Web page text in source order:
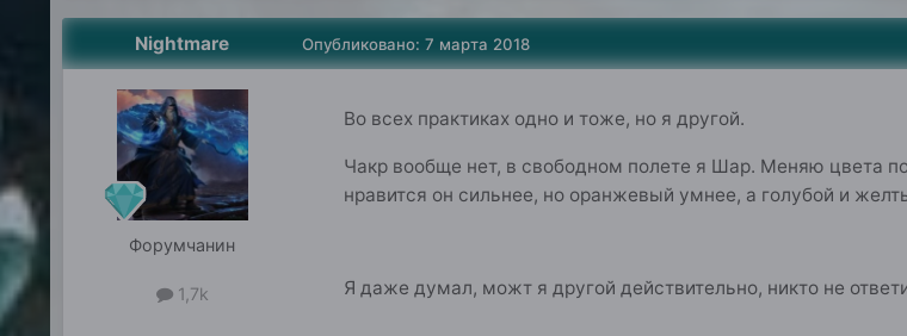
Nightmare
Форумчанин
1,7k
Опубликовано: 7 марта 2018
Во всех практиках одно и тоже, но я другой.
Чакр вообще нет, в свободном полете я Шар. Меняю цвета
нравится он сильнее, но оранжевый умнее, а голубой и
Я даже думал, можт я другой действительно, никто не